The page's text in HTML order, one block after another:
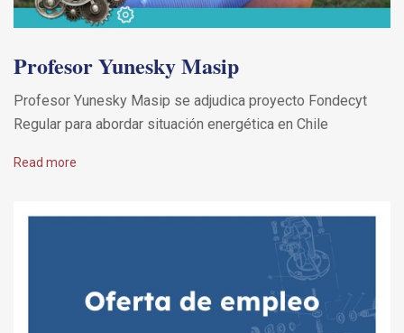
Profesor Yunesky Masip
Profesor Yunesky Masip se adjudica proyecto Fondecyt
Regular para abordar situación energética en Chile
Read more